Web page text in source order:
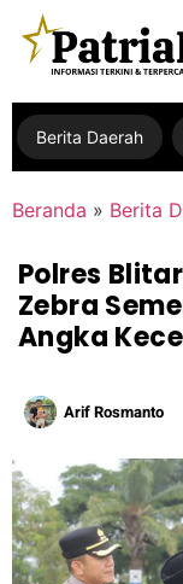
Berita Daerah
Beranda » Berita
Polres
Zebra
Angka
Arif Rosmanto